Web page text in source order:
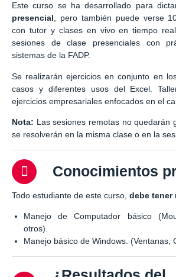
Este curso se ha desarrollado para
presencial , pero también puede verse
con tutor y clases en vivo en tiempo
sesiones de clase presenciales con
sistemas de la FADP.
Se realizarán ejercicios en conjunto en
casos y diferentes usos del Excel.
ejercicios empresariales enfocados en el
Nota: Las sesiones remotas no quedarán
se resolverán en la misma clase o en la
Conocimientos
Todo estudiante de este curso, debe tener
Manejo de Computador básico
otros).
Manejo básico de Windows. (Ventanas,